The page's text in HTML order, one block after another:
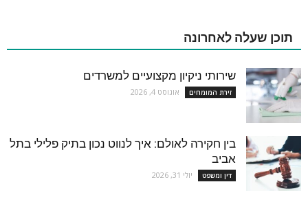
תוכן שעלה לאחרונה
שירותי ניקיון מקצועיים למשרדים
זירת המומחים אוגוסט 4, 2026
בין חקירה לאולם: איך לנווט נכון בתיק פלילי בתל
אביב
דין ומשפט יולי 31, 2026